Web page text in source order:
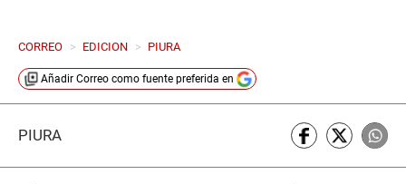
CORREO > EDICION > PIURA
Añadir Correo como fuente preferida en
PIURA